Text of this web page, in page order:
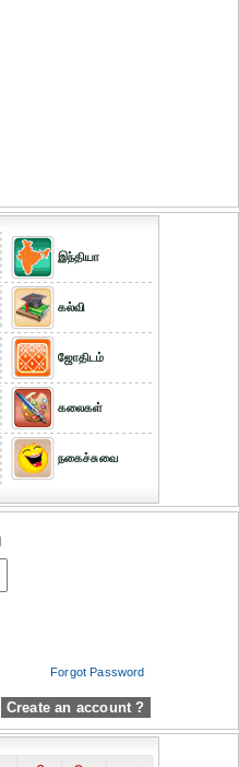
இந்தியா
கல்வி
ஜோதிடம்
கலைகள்
நகைச்சுவை
Forgot Password
Create an account ?